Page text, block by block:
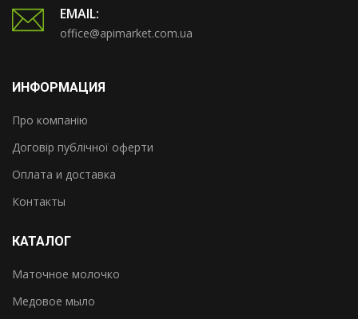
EMAIL:
office@apimarket.com.ua
ИНФОРМАЦИЯ
Про компанію
Договір публічної оферти
Оплата и доставка
Контакты
КАТАЛОГ
Маточное молочко
Медовое мыло